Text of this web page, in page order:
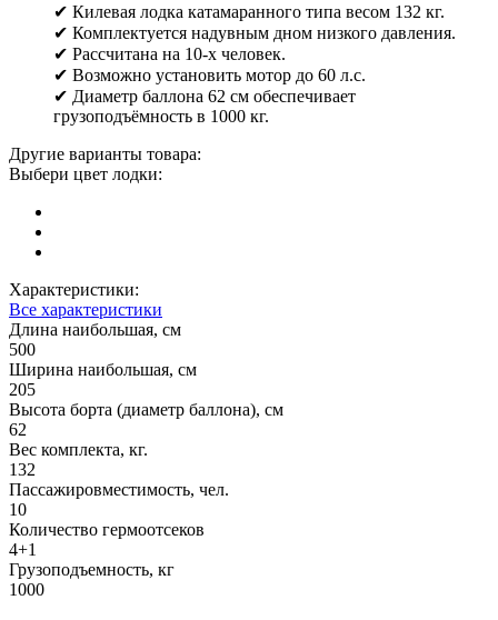
✔ Килевая лодка катамаранного типа весом 132 кг.
✔ Комплектуется надувным дном низкого давления.
✔ Рассчитана на 10-х человек.
✔ Возможно установить мотор до 60 л.с.
✔ Диаметр баллона 62 см обеспечивает
грузоподъёмность в 1000 кг.
Другие варианты товара:
Выбери цвет лодки:
Характеристики:
Все характеристики
Длина наибольшая, см
500
Ширина наибольшая, см
205
Высота борта (диаметр баллона), см
62
Вес комплекта, кг.
132
Пассажировместимость, чел.
10
Количество гермоотсеков
4+1
Грузоподъемность, кг
1000